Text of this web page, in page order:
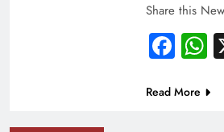
Share this
Read More